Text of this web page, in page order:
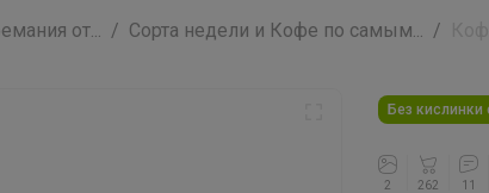
от... Сорта недели и Кофе по самым...
Без кислинки
2 262 11